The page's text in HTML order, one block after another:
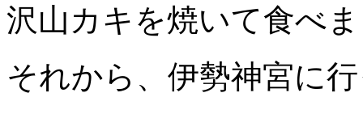
沢山カキを焼いて食べ
それから、伊勢神宮に